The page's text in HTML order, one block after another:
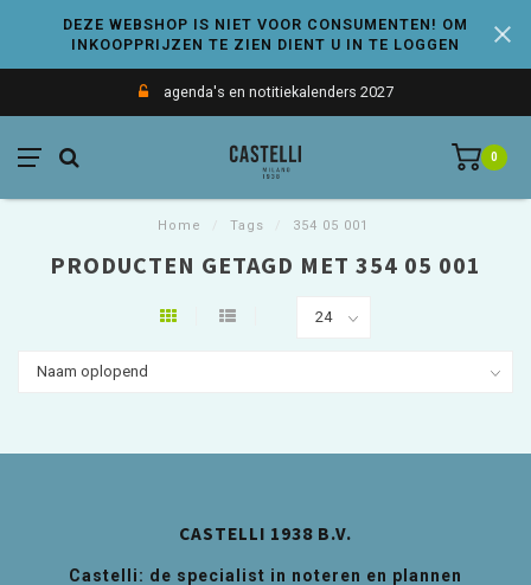
DEZE WEBSHOP IS NIET VOOR CONSUMENTEN! OM
INKOOPPRIJZEN TE ZIEN DIENT U IN TE LOGGEN
agenda's en notitiekalenders 2027
0
Home Tags 354 05 001
PRODUCTEN GETAGD MET 354 05 001
CASTELLI 1938 B.V.
Castelli: de specialist in noteren en plannen